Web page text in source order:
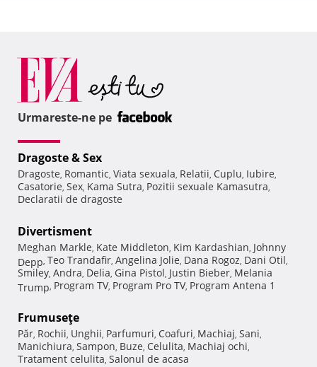
Urmareste-ne pe
Dragoste & Sex
Dragoste, Romantic, Viata sexuala, Relatii, Cuplu, Iubire,
Casatorie, Sex, Kama Sutra, Pozitii sexuale Kamasutra,
Declaratii de dragoste
Divertisment
Meghan Markle, Kate Middleton, Kim Kardashian, Johnny
Depp, Teo Trandafir, Angelina Jolie, Dana Rogoz, Dani Otil,
Smiley, Andra, Delia, Gina Pistol, Justin Bieber, Melania
Trump, Program TV, Program Pro TV, Program Antena 1
Frumuseţe
Păr, Rochii, Unghii, Parfumuri, Coafuri, Machiaj, Sani,
Manichiura, Sampon, Buze, Celulita, Machiaj ochi,
Tratament celulita, Salonul de acasa